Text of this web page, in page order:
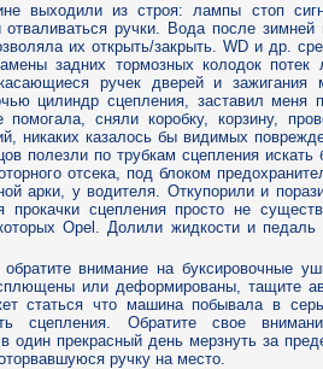
выходили из строя: лампы стоп
ручки. Вода после зимней
их открыть/закрыть. WD и др.
задних тормозных колодок потек
ручек дверей и зажигания
цилиндр сцепления, заставил меня
сняли коробку, корзину,
никаких казалось бы видимых
полезли по трубкам сцепления искать
отсека, под блоком
арки, у водителя. Откупорили и
сцепления просто не
Opel. Долили жидкости и педаль
внимание на буксировочные
или деформированы, тащите
статься что машина побывала в
сцепления. Обратите свое
один прекрасный день мерзнуть за
ручку на место.